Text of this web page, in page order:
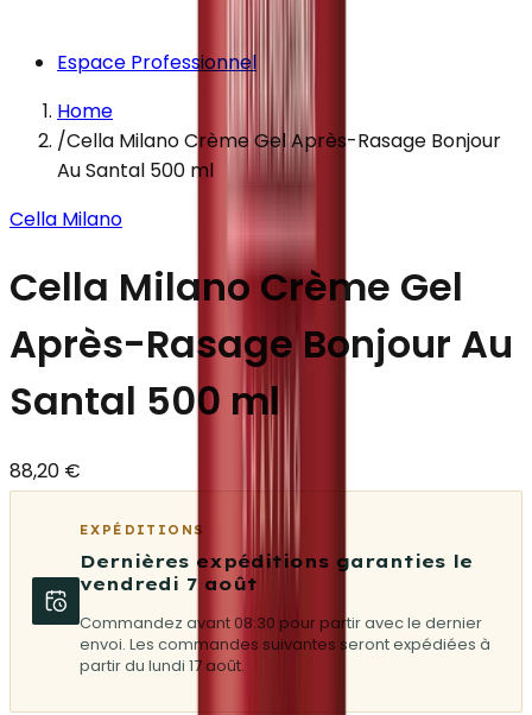
Espace Professionnel
Home
/Cella Milano Crème Gel Après-Rasage Bonjour
Au Santal 500 ml
Cella Milano
Cella Milano Crème Gel
Après-Rasage Bonjour Au
Santal 500 ml
88,20 €
EXPÉDITIONS
Dernières expéditions garanties le
vendredi 7 août
Commandez avant 08:30 pour partir avec le dernier
envoi. Les commandes suivantes seront expédiées à
partir du lundi 17 août.